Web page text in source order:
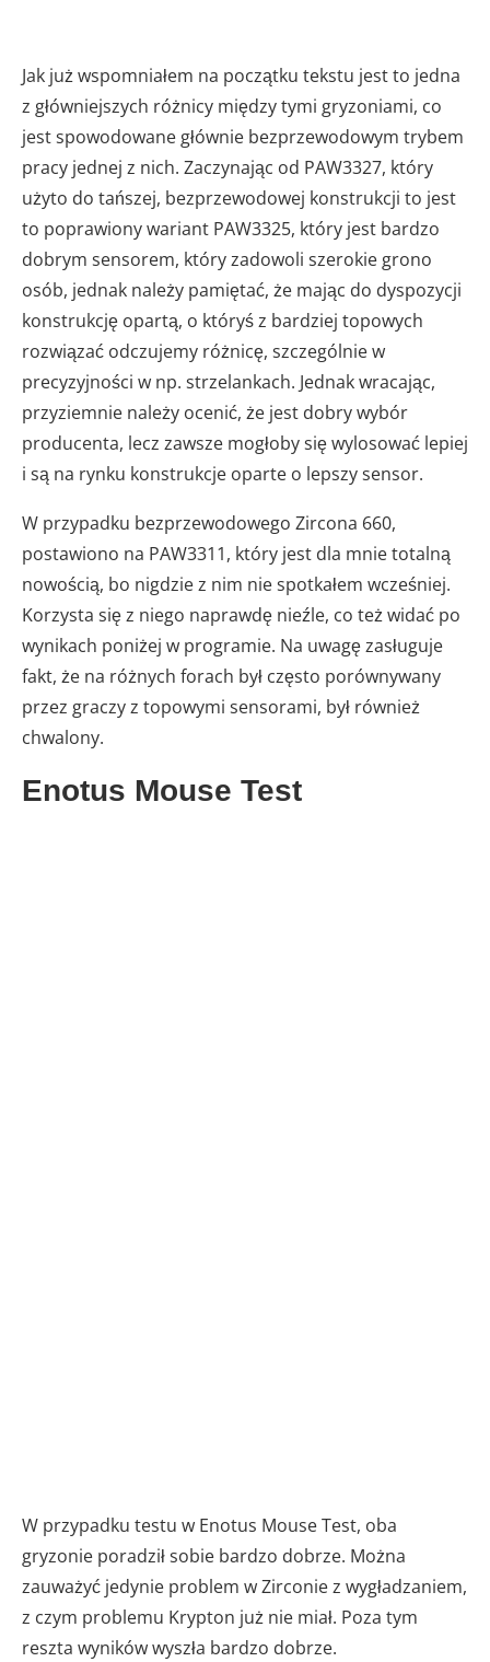
Jak już wspomniałem na początku tekstu jest to jedna
z główniejszych różnicy między tymi gryzoniami, co
jest spowodowane głównie bezprzewodowym trybem
pracy jednej z nich. Zaczynając od PAW3327, który
użyto do tańszej, bezprzewodowej konstrukcji to jest
to poprawiony wariant PAW3325, który jest bardzo
dobrym sensorem, który zadowoli szerokie grono
osób, jednak należy pamiętać, że mając do dyspozycji
konstrukcję opartą, o któryś z bardziej topowych
rozwiązać odczujemy różnicę, szczególnie w
precyzyjności w np. strzelankach. Jednak wracając,
przyziemnie należy ocenić, że jest dobry wybór
producenta, lecz zawsze mogłoby się wylosować lepiej
i są na rynku konstrukcje oparte o lepszy sensor.
W przypadku bezprzewodowego Zircona 660,
postawiono na PAW3311, który jest dla mnie totalną
nowością, bo nigdzie z nim nie spotkałem wcześniej.
Korzysta się z niego naprawdę nieźle, co też widać po
wynikach poniżej w programie. Na uwagę zasługuje
fakt, że na różnych forach był często porównywany
przez graczy z topowymi sensorami, był również
chwalony.
Enotus Mouse Test
W przypadku testu w Enotus Mouse Test, oba
gryzonie poradził sobie bardzo dobrze. Można
zauważyć jedynie problem w Zirconie z wygładzaniem,
z czym problemu Krypton już nie miał. Poza tym
reszta wyników wyszła bardzo dobrze.